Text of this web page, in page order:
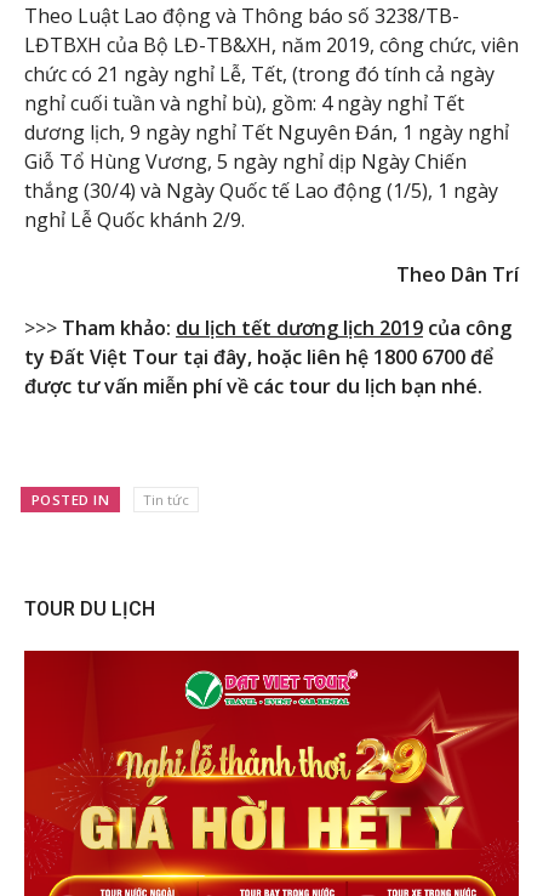
Theo Luật Lao động và Thông báo số 3238/TB-
LĐTBXH của Bộ LĐ-TB&XH, năm 2019, công chức, viên
chức có 21 ngày nghỉ Lễ, Tết, (trong đó tính cả ngày
nghỉ cuối tuần và nghỉ bù), gồm: 4 ngày nghỉ Tết
dương lịch, 9 ngày nghỉ Tết Nguyên Đán, 1 ngày nghỉ
Giỗ Tổ Hùng Vương, 5 ngày nghỉ dịp Ngày Chiến
thắng (30/4) và Ngày Quốc tế Lao động (1/5), 1 ngày
nghỉ Lễ Quốc khánh 2/9.
Theo Dân Trí
>>> Tham khảo: du lịch tết dương lịch 2019 của công
ty Đất Việt Tour tại đây, hoặc liên hệ 1800 6700 để
được tư vấn miễn phí về các tour du lịch bạn nhé.
POSTED IN Tin tức
TOUR DU LỊCH